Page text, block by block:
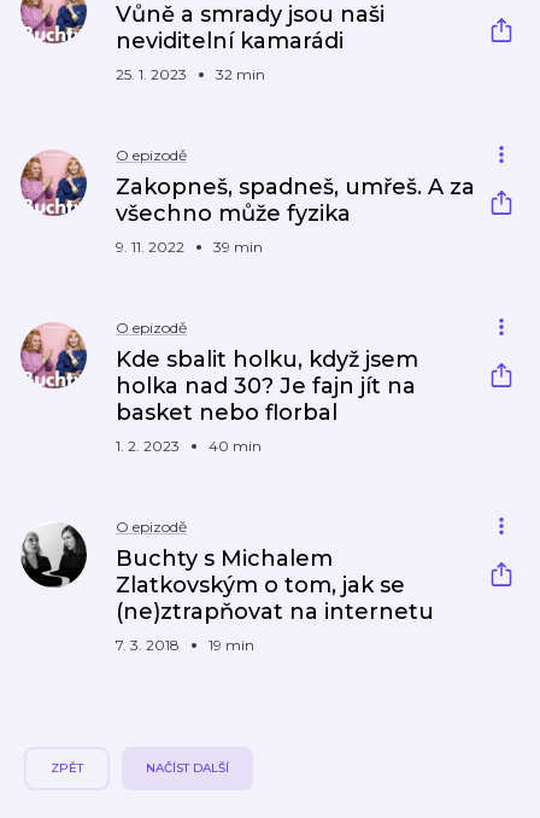
Vůně a smrady jsou naši
neviditelní kamarádi
25. 1. 2023 32 min
O epizodě
Zakopneš, spadneš, umřeš. A za
všechno může fyzika
9. 11. 2022 39 min
O epizodě
Kde sbalit holku, když jsem
holka nad 30? Je fajn jít na
basket nebo florbal
1. 2. 2023 40 min
O epizodě
Buchty s Michalem
Zlatkovským o tom, jak se
(ne)ztrapňovat na internetu
7. 3. 2018 19 min
ZPĚT NAČÍST DALŠÍ